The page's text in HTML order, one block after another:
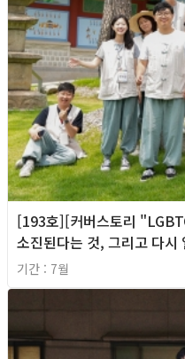
[193호][커버스토리
소진된다는 것, 그리고 다시
기간 : 7월